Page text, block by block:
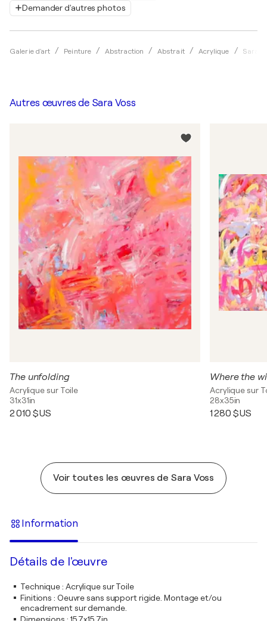
Demander d'autres photos
Galerie d'art Peinture Abstraction Abstrait Acrylique Sara
Autres œuvres de Sara Voss
The unfolding
Acrylique sur Toile
31x31in
2 010 $US
Where the
Acrylique sur
28x35in
1 280 $US
Voir toutes les œuvres de Sara Voss
Information
Détails de l'œuvre
Technique: Acrylique sur Toile
Finitions : Oeuvre sans support rigide. Montage et/ou
encadrement sur demande.
Dimensions : 15,7x15,7in